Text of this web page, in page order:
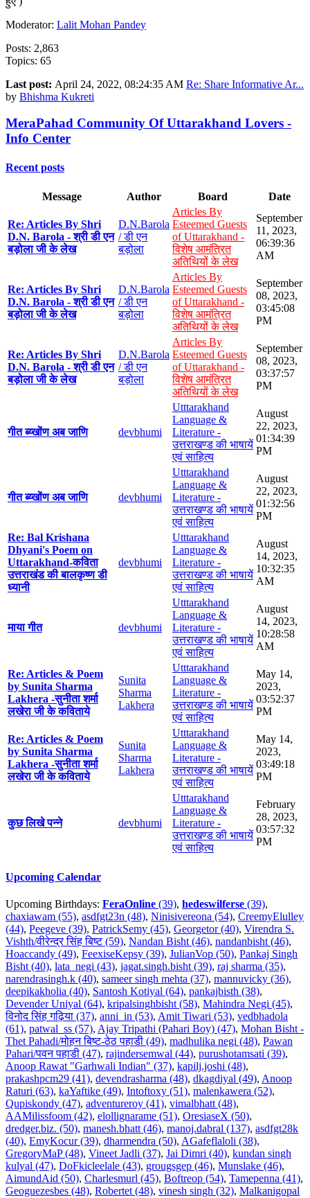
Moderator: Lalit Mohan Pandey
Posts: 2,863
Topics: 65
Last post: April 24, 2022, 08:24:35 AM Re: Share Informative Ar...
by Bhishma Kukreti
MeraPahad Community Of Uttarakhand Lovers -
Info Center
Recent posts
Message Author Board Date
Re: Articles By Shri
D.N. Barola - श्री डी एन
बड़ोला जी के लेख
D.N.Barola
/ डी एन
बड़ोला
Articles By
Esteemed Guests
of Uttarakhand -
विशेष आमंत्रित
अतिथियों के लेख
September
11, 2023,
06:39:36
AM
Re: Articles By Shri
D.N. Barola - श्री डी एन
बड़ोला जी के लेख
D.N.Barola
/ डी एन
बड़ोला
Articles By
Esteemed Guests
of Uttarakhand -
विशेष आमंत्रित
अतिथियों के लेख
September
08, 2023,
03:45:08
PM
Re: Articles By Shri
D.N. Barola - श्री डी एन
बड़ोला जी के लेख
D.N.Barola
/ डी एन
बड़ोला
Articles By
Esteemed Guests
of Uttarakhand -
विशेष आमंत्रित
अतिथियों के लेख
September
08, 2023,
03:37:57
PM
गीत ब्य्खोंण अब जाणि devbhumi
Utttarakhand
Language &
Literature -
उत्तराखण्ड की भाषायें
एवं साहित्य
August
22, 2023,
01:34:39
PM
गीत ब्य्खोंण अब जाणि devbhumi
Utttarakhand
Language &
Literature -
उत्तराखण्ड की भाषायें
एवं साहित्य
August
22, 2023,
01:32:56
PM
Re: Bal Krishana
Dhyani's Poem on
Uttarakhand-कविता
उत्तराखंड की बालकृष्ण डी
ध्यानी
devbhumi
Utttarakhand
Language &
Literature -
उत्तराखण्ड की भाषायें
एवं साहित्य
August
14, 2023,
10:32:35
AM
माया गीत devbhumi
Utttarakhand
Language &
Literature -
उत्तराखण्ड की भाषायें
एवं साहित्य
August
14, 2023,
10:28:58
AM
Re: Articles & Poem
by Sunita Sharma
Lakhera -सुनीता शर्मा
लखेरा जी के कविताये
Sunita
Sharma
Lakhera
Utttarakhand
Language &
Literature -
उत्तराखण्ड की भाषायें
एवं साहित्य
May 14,
2023,
03:52:37
PM
Re: Articles & Poem
by Sunita Sharma
Lakhera -सुनीता शर्मा
लखेरा जी के कविताये
Sunita
Sharma
Lakhera
Utttarakhand
Language &
Literature -
उत्तराखण्ड की भाषायें
एवं साहित्य
May 14,
2023,
03:49:18
PM
कुछ लिखे पन्ने devbhumi
Utttarakhand
Language &
Literature -
उत्तराखण्ड की भाषायें
एवं साहित्य
February
28, 2023,
03:57:32
PM
Upcoming Calendar
Upcoming Birthdays: FeraOnline (39), hedeswilferse (39),
chaxiawam (55), asdfgt23n (48), Ninisivereona (54), CreemyElulley
(44), Peegeve (39), PatrickSemy (45), Georgetor (40), Virendra S.
Vishth/वीरेन्द्र सिंह बिष्ट (59), Nandan Bisht (46), nandanbisht (46),
Hoaccandy (49), FeexiseKepsy (39), JulianVop (50), Pankaj Singh
Bisht (40), lata_negi (43), jagat.singh.bisht (39), raj sharma (35),
narendrasingh.k (40), sameer singh mehta (37), mannuvicky (36),
deepikakholia (40), Santosh Kotiyal (64), pankajbisth (38),
Devender Uniyal (64), kripalsinghbisht (58), Mahindra Negi (45),
विनोद सिंह गढ़िया (37), anni_in (53), Amit Tiwari (53), vedbhadola
(61), patwal_ss (57), Ajay Tripathi (Pahari Boy) (47), Mohan Bisht -
Thet Pahadi/मोहन बिष्ट-ठेठ पहाडी (49), madhulika negi (48), Pawan
Pahari/पवन पहाडी (47), rajindersemwal (44), purushotamsati (39),
Anoop Rawat "Garhwali Indian" (37), kapilj.joshi (48),
prakashpcm29 (41), devendrasharma (48), dkagdiyal (49), Anoop
Raturi (63), kaYaftike (49), Intoftoxy (51), malenkawera (52),
Qupiskondy (47), adventureroy (41), vimalbhatt (48),
AAMilissfoom (42), elollignarame (51), OresiaseX (50),
dredger.biz. (50), manesh.bhatt (46), manoj.dabral (137), asdfgt28k
(40), EmyKocur (39), dharmendra (50), AGafeflaloli (38),
GregoryMaP (48), Vineet Jadli (37), Jai Dimri (40), kundan singh
kulyal (47), DoFkicleelale (43), grougsgep (46), Munslake (46),
AimundAid (50), Charlesmurl (45), Boftreop (54), Tamepenna (41),
Geoguezesbes (48), Robertet (48), vinesh singh (32), Malkanigopal